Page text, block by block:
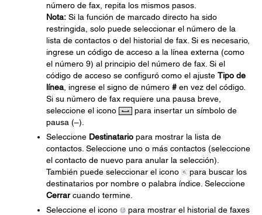
número de fax, repita los mismos pasos.
Nota: Si la función de marcado directo ha sido
restringida, solo puede seleccionar el número de la
lista de contactos o del historial de fax. Si es necesario,
ingrese un código de acceso a la línea externa (como
el número 9) al principio del número de fax. Si el
código de acceso se configuró como el ajuste Tipo de
línea , ingrese el signo de número # en vez del código.
Si su número de fax requiere una pausa breve,
seleccione el icono
para insertar un símbolo de
pausa (–).
Seleccione Destinatario para mostrar la lista de
contactos. Seleccione uno o más contactos (seleccione
el contacto de nuevo para anular la selección).
También puede seleccionar el icono
para buscar los
destinatarios por nombre o palabra índice. Seleccione
Cerrarcuando termine.
Seleccione el icono
para mostrar el historial de faxes